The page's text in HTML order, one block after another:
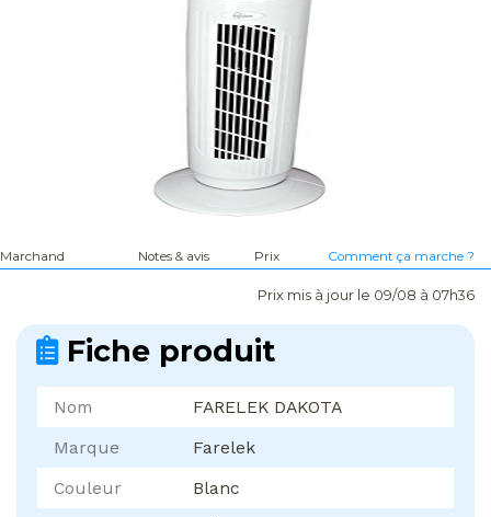
Marchand Notes & avis Prix Comment ça marche ?
Prix mis à jour le 09/08 à 07h36
Fiche produit
Nom
FARELEK DAKOTA
Marque
Farelek
Couleur
Blanc